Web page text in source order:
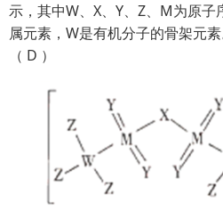
示，其中W、X、Y、Z、M为原
属元素，W是有机分子的骨架元
（ D ）